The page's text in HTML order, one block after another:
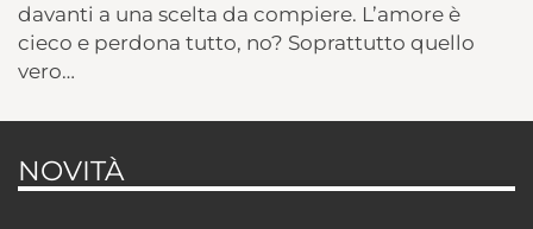
davanti a una scelta da compiere. L’amore è
cieco e perdona tutto, no? Soprattutto quello
vero…
NOVITÀ